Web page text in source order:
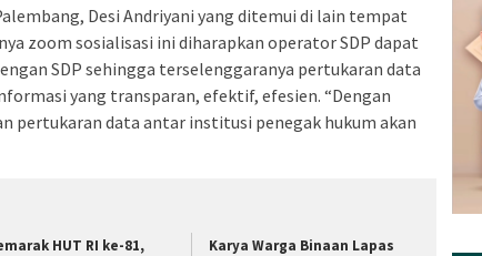
Desi Andriyani yang ditemui di lain tempat
zoom sosialisasi ini diharapkan operator SDP dapat
SDP sehingga terselenggaranya pertukaran data
yang transparan, efektif, efesien. “Dengan
pertukaran data antar institusi penegak hukum akan
HUT RI ke-81,
Karya Warga Binaan Lapas